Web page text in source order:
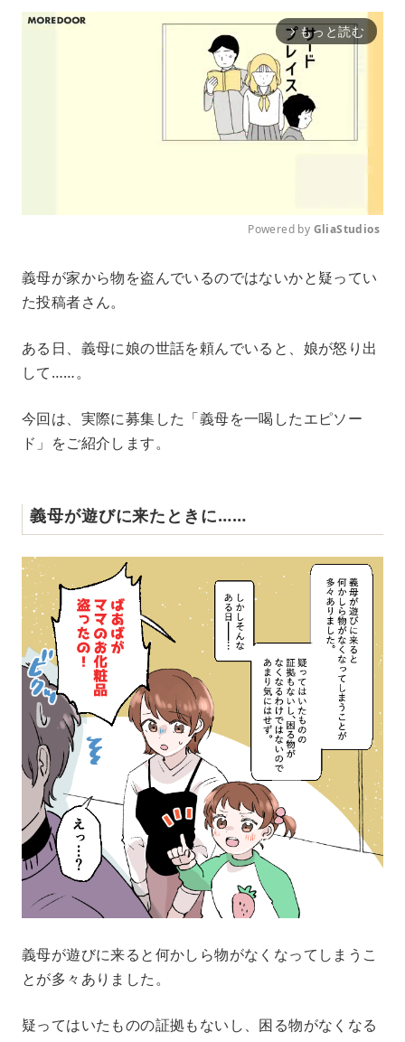
arrow_forward_ios もっと読む
u
Powered by GliaStudios
義母が家から物を盗んでいるのではないかと疑ってい
た投稿者さん。
ある日、義母に娘の世話を頼んでいると、娘が怒り出
して……。
今回は、実際に募集した「義母を一喝したエピソー
ド」をご紹介します。
義母が遊びに来たときに……
義母が遊びに来ると何かしら物がなくなってしまうこ
とが多々ありました。
疑ってはいたものの証拠もないし、困る物がなくなる